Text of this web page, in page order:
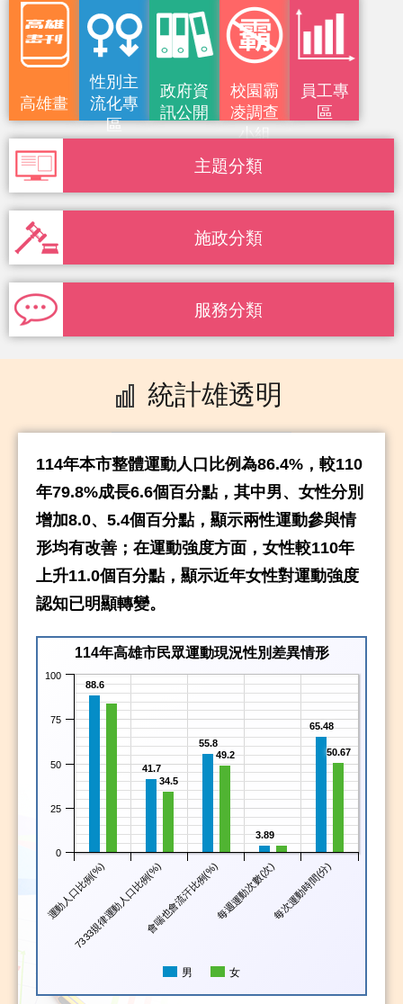
高雄畫
刊
性別主
流化專
區
政府資
訊公開
校園霸
凌調查
小組
員工專
區
主題分類
施政分類
服務分類
統計雄透明
114年本市整體運動人口比例為86.4%，較110
年79.8%成長6.6個百分點，其中男、女性分別
增加8.0、5.4個百分點，顯示兩性運動參與情
形均有改善；在運動強度方面，女性較110年
上升11.0個百分點，顯示近年女性對運動強度
認知已明顯轉變。
114年高雄市民眾運動現況性別差異情形
88.6
41.7
55.8
3.89
65.48
34.5
49.2 50.67
男 女
運動人口比例(%)
7333規律運動人口比例(%)會喘也會流汗比例(%)每週運動次數(次)每次運動時間(分)
0
25
50
75
100